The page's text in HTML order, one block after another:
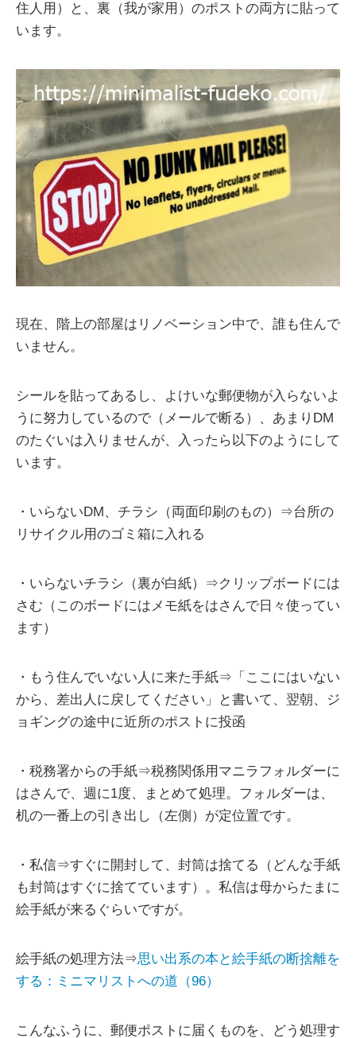
住人用）と、裏（我が家用）のポストの両方に貼って
います。
現在、階上の部屋はリノベーション中で、誰も住んで
いません。
シールを貼ってあるし、よけいな郵便物が入らないよ
うに努力しているので（メールで断る）、あまりDM
のたぐいは入りませんが、入ったら以下のようにして
います。
・いらないDM、チラシ（両面印刷のもの）⇒台所の
リサイクル用のゴミ箱に入れる
・いらないチラシ（裏が白紙）⇒クリップボードには
さむ（このボードにはメモ紙をはさんで日々使ってい
ます）
・もう住んでいない人に来た手紙⇒「ここにはいない
から、差出人に戻してください」と書いて、翌朝、ジ
ョギングの途中に近所のポストに投函
・税務署からの手紙⇒税務関係用マニラフォルダーに
はさんで、週に1度、まとめて処理。フォルダーは、
机の一番上の引き出し（左側）が定位置です。
・私信⇒すぐに開封して、封筒は捨てる（どんな手紙
も封筒はすぐに捨てています）。私信は母からたまに
絵手紙が来るぐらいですが。
絵手紙の処理方法⇒思い出系の本と絵手紙の断捨離を
する：ミニマリストへの道（96）
こんなふうに、郵便ポストに届くものを、どう処理す